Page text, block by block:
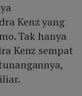
Kenz yang
Tak hanya
Kenz sempat